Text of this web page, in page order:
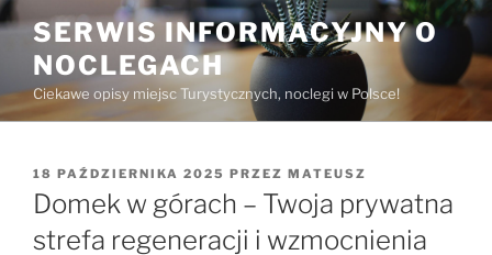
Przejdź
treści
SERWIS INFORMACYJNY O
NOCLEGACH
Ciekawe opisy miejsc Turystycznych, noclegi w Polsce!
OPUBLIKOWANE
W
18 PAŹDZIERNIKA 2025 PRZEZ MATEUSZ
Domek w górach – Twoja prywatna
strefa regeneracji i wzmocnienia